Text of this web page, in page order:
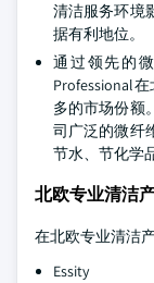
清洁服务环境
据有利地位。
通过领先的
Professional
多的市场份额
司广泛的微纤
节水、节化学
北欧专业清洁
在北欧专业清洁
Essity